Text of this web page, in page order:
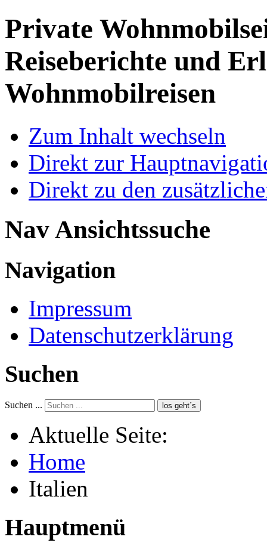
Private
Reiseberichte und
Wohnmobilreisen
Zum Inhalt wechseln
Direkt zur
Direkt zu den
Nav Ansichtssuche
Navigation
Impressum
Datenschutzerklärung
Suchen
Suchen ... los geht´s
Aktuelle Seite:
Home
Italien
Hauptmenü